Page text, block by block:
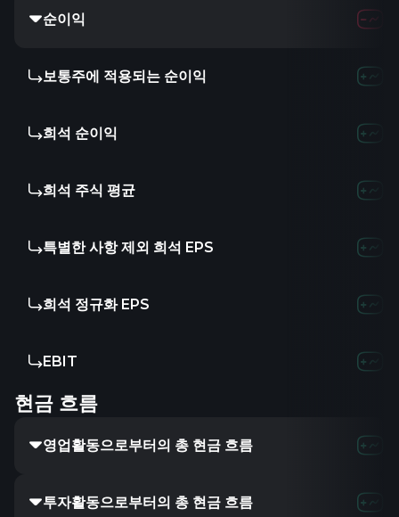
순이익
보통주에 적용되는 순이익
희석 순이익
희석 주식 평균
특별한 사항 제외 희석 EPS
희석 정규화 EPS
EBIT
현금 흐름
영업활동으로부터의 총 현금 흐름
투자활동으로부터의 총 현금 흐름